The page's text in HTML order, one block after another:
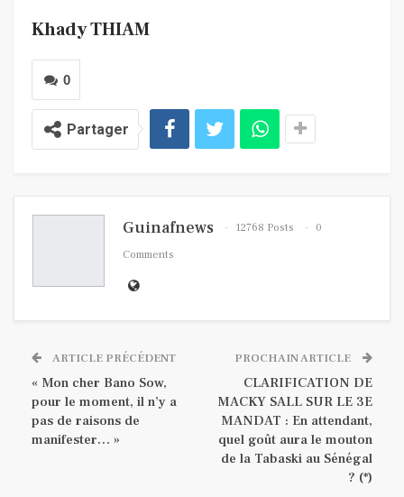
Khady THIAM
0
Partager
Guinafnews 12768 Posts
0
Comments
ARTICLE PRÉCÉDENT
« Mon cher Bano Sow,
pour le moment, il n’y a
pas de raisons de
manifester… »
PROCHAIN ARTICLE
CLARIFICATION DE
MACKY SALL SUR LE 3E
MANDAT : En attendant,
quel goût aura le mouton
de la Tabaski au Sénégal
? (*)